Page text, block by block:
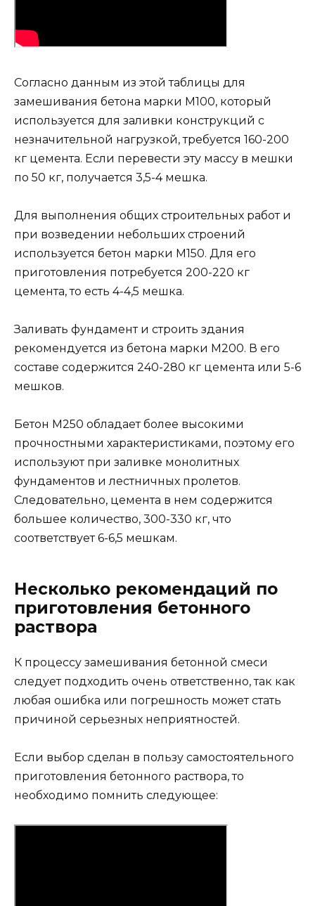
Согласно данным из этой таблицы для
замешивания бетона марки М100, который
используется для заливки конструкций с
незначительной нагрузкой, требуется 160-200
кг цемента. Если перевести эту массу в мешки
по 50 кг, получается 3,5-4 мешка.
Для выполнения общих строительных работ и
при возведении небольших строений
используется бетон марки М150. Для его
приготовления потребуется 200-220 кг
цемента, то есть 4-4,5 мешка.
Заливать фундамент и строить здания
рекомендуется из бетона марки М200. В его
составе содержится 240-280 кг цемента или 5-6
мешков.
Бетон М250 обладает более высокими
прочностными характеристиками, поэтому его
используют при заливке монолитных
фундаментов и лестничных пролетов.
Следовательно, цемента в нем содержится
большее количество, 300-330 кг, что
соответствует 6-6,5 мешкам.
Несколько рекомендаций по
приготовления бетонного
раствора
К процессу замешивания бетонной смеси
следует подходить очень ответственно, так как
любая ошибка или погрешность может стать
причиной серьезных неприятностей.
Если выбор сделан в пользу самостоятельного
приготовления бетонного раствора, то
необходимо помнить следующее: